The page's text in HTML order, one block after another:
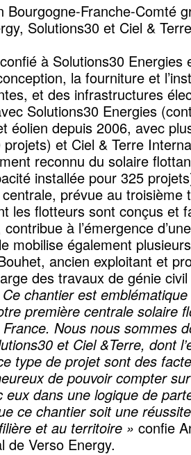
Bourgogne-Franche-Comté
Solutions30 et Ciel & Terre
à Solutions30 Energies
la fourniture et
et des infrastructures
Solutions30 Energies
éolien depuis 2006, avec
et Ciel & Terre
reconnu du solaire
installée pour 325
prévue au troisième
les flotteurs sont conçus et
à l’émergence
mobilise également
ancien exploitant et
des travaux de génie
Ce chantier est
première centrale solaire
Nous nous sommes
et Ciel &Terre, dont
type de projet sont des
de pouvoir compter
eux dans une logique de
ce chantier soit une
et au territoire » confie
de Verso Energy.